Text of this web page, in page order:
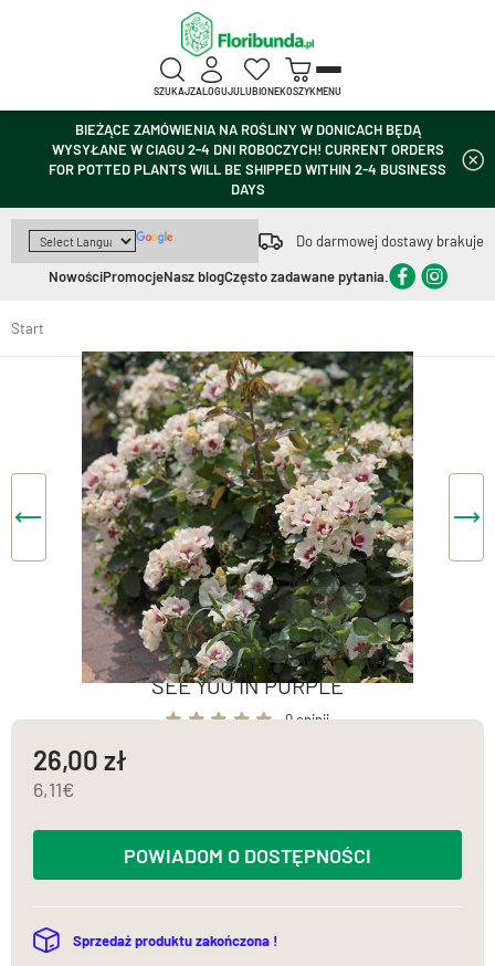
BIEŻĄCE ZAMÓWIENIA NA ROŚLINY W DONICACH BĘDĄ
WYSYŁANE W CIAGU 2-4 DNI ROBOCZYCH! CURRENT ORDERS
FOR POTTED PLANTS WILL BE SHIPPED WITHIN 2-4 BUSINESS
DAYS
Do darmowej dostawy brakuje
NowościPromocjeNasz blogCzęsto zadawane pytania.
SZUKAJZALOGUJULUBIONEKOSZYKMENU
Start
SEE YOU IN PURPLE
0 opinii
26,00
6,11
POWIADOM O DOSTĘPNOŚCI
Sprzedaż produktu zakończona !